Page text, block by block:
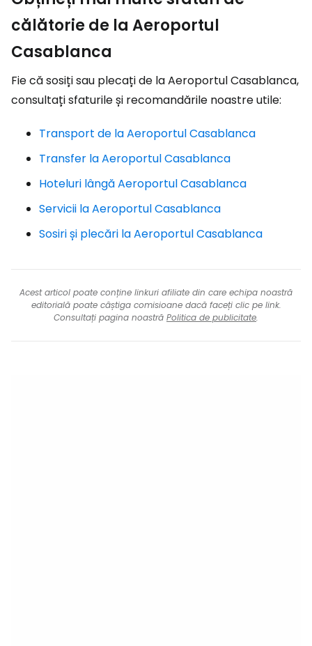
călătorie de la Aeroportul
Casablanca
Fie că sosiți sau plecați de la Aeroportul Casablanca,
consultați sfaturile și recomandările noastre utile:
Transport de la Aeroportul Casablanca
Transfer la Aeroportul Casablanca
Hoteluri lângă Aeroportul Casablanca
Servicii la Aeroportul Casablanca
Sosiri și plecări la Aeroportul Casablanca
Acest articol poate conține linkuri afiliate din care echipa noastră
editorială poate câștiga comisioane dacă faceți clic pe link.
Consultați pagina noastră Politica de publicitate.